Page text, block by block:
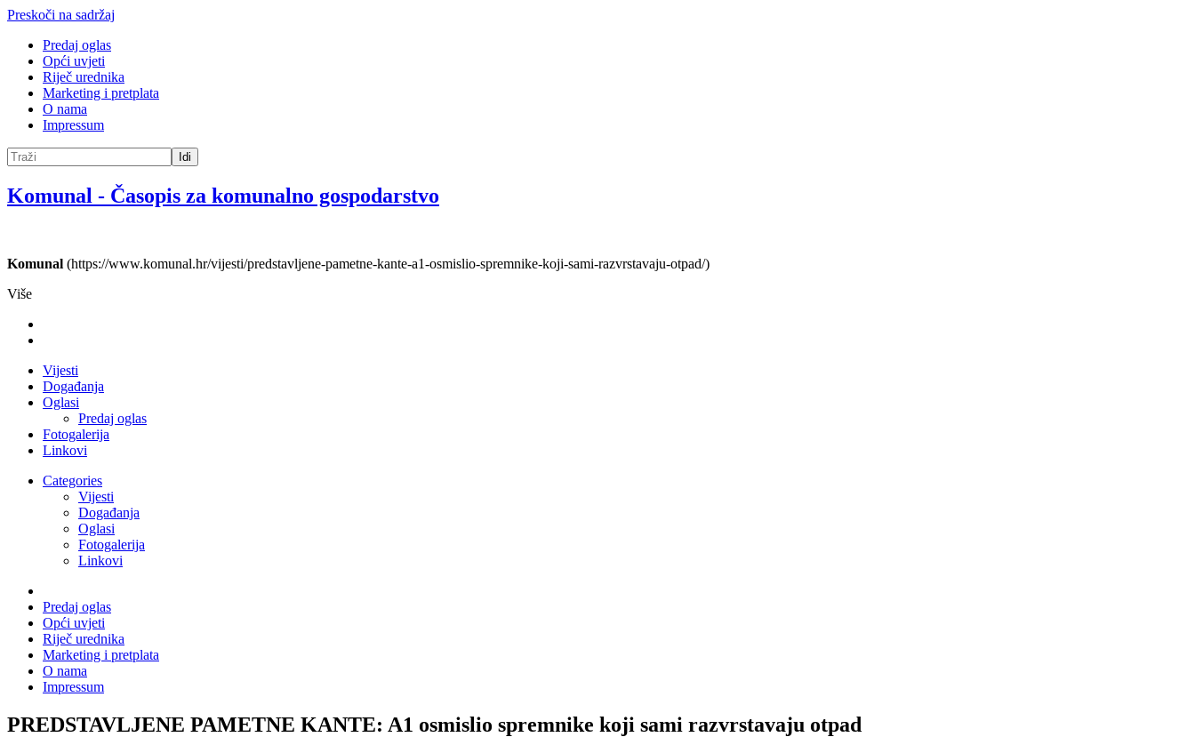
Preskoči na sadržaj
Predaj oglas
Opći uvjeti
Riječ urednika
Marketing i pretplata
O nama
Impressum
Idi
Komunal - Časopis za komunalno gospodarstvo
Komunal (https://www.komunal.hr/vijesti/predstavljene-pametne-kante-a1-osmislio-spremnike-koji-sami-razvrstavaju-otpad/)
Više
Vijesti
Događanja
Oglasi
Predaj oglas
Fotogalerija
Linkovi
Categories
Vijesti
Događanja
Oglasi
Fotogalerija
Linkovi
Predaj oglas
Opći uvjeti
Riječ urednika
Marketing i pretplata
O nama
Impressum
PREDSTAVLJENE PAMETNE KANTE: A1 osmislio spremnike koji sami razvrstavaju otpad